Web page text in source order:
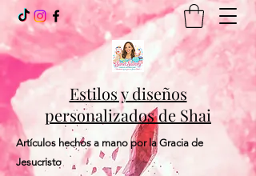
Estilos y diseños
personalizados de Shai
Artículos hechos a mano por la Gracia de
Jesucristo